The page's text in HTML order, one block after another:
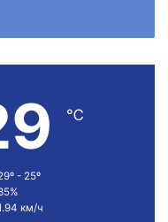
℃
- 25º
км/ч